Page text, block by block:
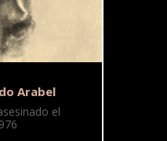
Arabel
el